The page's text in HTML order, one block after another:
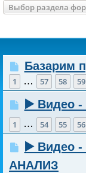
Выбор раздела
Базарим
1 … 57 58 59
▶️ Видео
1 … 54 55 56
▶️ Видео
АНАЛИЗ